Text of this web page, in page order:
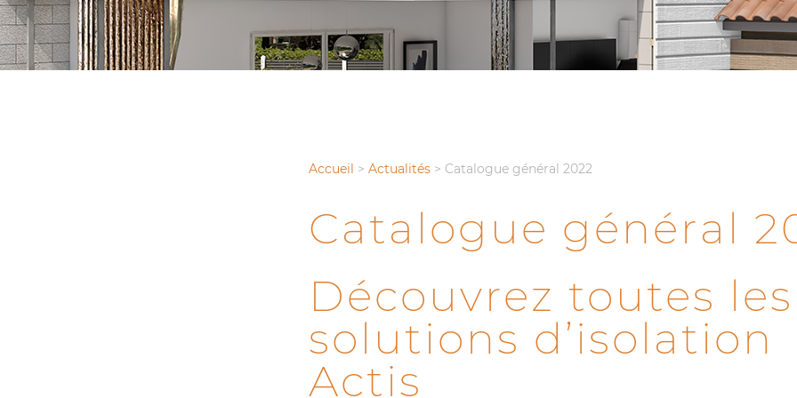
Accueil > Actualités> Catalogue général 2022
Catalogue général
Découvrez toutes les
solutions d’isolation
Actis